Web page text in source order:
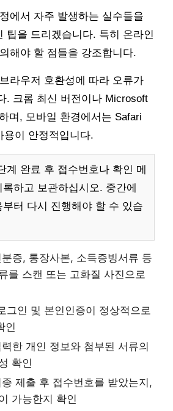
에서 자주 발생하는 실수들을
팁을 드리겠습니다. 특히 온라인
해야 할 점들을 강조합니다.
라우저 호환성에 따라 오류가
. 크롬 최신 버전이나 Microsoft
며, 모바일 환경에서는 Safari
용이 안정적입니다.
계 완료 후 접수번호나 확인 메
하고 보관하십시오. 중간에
터 다시 진행해야 할 수 있습
분증, 통장사본, 소득증빙서류 등
를 스캔 또는 고화질 사진으로
그인 및 본인인증이 정상적으로
인
력한 개인 정보와 첨부된 서류의
확인
종 제출 후 접수번호를 받았는지,
가능한지 확인